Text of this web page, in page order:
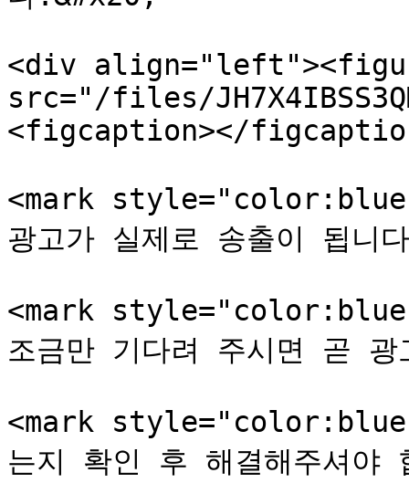
<div
src="/files/
<figcaption></
<mark
광고가 실제로 송출이 됩니
<mark
조금만 기다려 주시면 곧
<mark
는지 확인 후 해결해주셔야